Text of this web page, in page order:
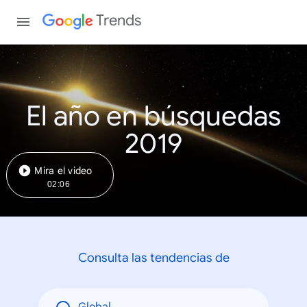
Trends
El año en búsquedas
2019
Mira el video
02:06
Consulta las tendencias de